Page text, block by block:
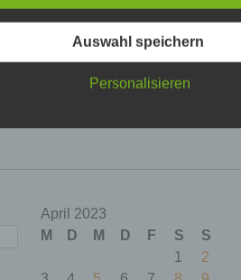
April 2023
M
D M D F S
S
1
2
Auswahl speichern
Personalisieren